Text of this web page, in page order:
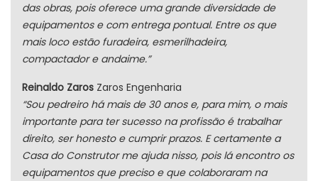
das obras, pois oferece uma grande diversidade de
equipamentos e com entrega pontual. Entre os que
mais loco estão furadeira, esmerilhadeira,
compactador e andaime.”
Reinaldo Zaros Zaros Engenharia
“Sou pedreiro há mais de 30 anos e, para mim, o mais
importante para ter sucesso na profissão é trabalhar
direito, ser honesto e cumprir prazos. E certamente a
Casa do Construtor me ajuda nisso, pois lá encontro os
equipamentos que preciso e que colaboraram na